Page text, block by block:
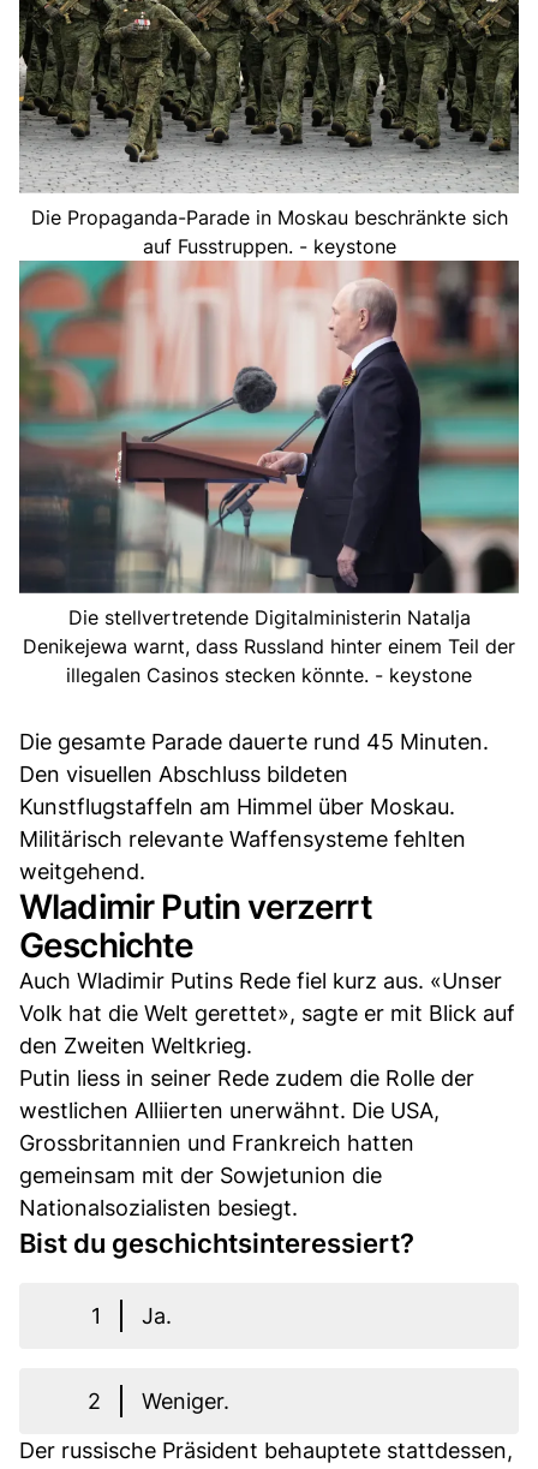
Die Propaganda-Parade in Moskau beschränkte sich
auf Fusstruppen. - keystone
Die stellvertretende Digitalministerin Natalja
Denikejewa warnt, dass Russland hinter einem Teil der
illegalen Casinos stecken könnte. - keystone
Die gesamte Parade dauerte rund 45 Minuten.
Den visuellen Abschluss bildeten
Kunstflugstaffeln am Himmel über Moskau.
Militärisch relevante Waffensysteme fehlten
weitgehend.
Wladimir Putin verzerrt
Geschichte
Auch Wladimir Putins Rede fiel kurz aus. «Unser
Volk hat die Welt gerettet», sagte er mit Blick auf
den Zweiten Weltkrieg.
Putin liess in seiner Rede zudem die Rolle der
westlichen Alliierten unerwähnt. Die USA,
Grossbritannien und Frankreich hatten
gemeinsam mit der Sowjetunion die
Nationalsozialisten besiegt.
Bist du geschichtsinteressiert?
1 Ja.
2
Weniger.
Der russische Präsident behauptete stattdessen,